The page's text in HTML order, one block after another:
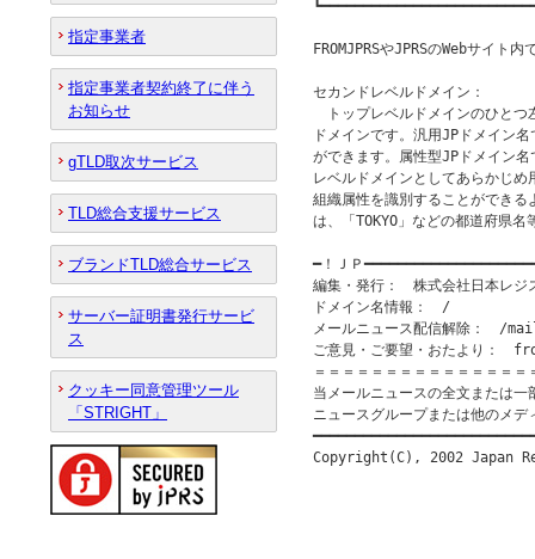
FROMJPRSやJPRSのWebサイト
セカンドレベルドメイン：
トップレベルドメインのひとつ
ドメインです。汎用JPドメイン
ができます。属性型JPドメイン
レベルドメインとしてあらかじ
組織属性を識別することができ
は、「TOKYO」などの都道府県
━！ＪＰ
編集・発行：　株式会社日本
ドメイン名情報：　/
メールニュース配信解除：　/
ご意見・ご要望・おたより：　
＝＝＝＝＝＝＝＝＝＝＝＝＝＝
当メールニュースの全文または
ニュースグループまたは他のメ
指定事業者
指定事業者契約終了に伴う
お知らせ
gTLD取次サービス
TLD総合支援サービス
ブランドTLD総合サービス
サーバー証明書発行サービ
ス
クッキー同意管理ツール
「STRIGHT」